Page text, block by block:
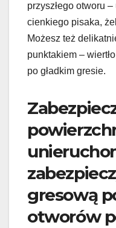
przyszłego otworu
cienkiego pisaka,
Możesz też
punktakiem –
po gładkim gresie.
gresową
otworów